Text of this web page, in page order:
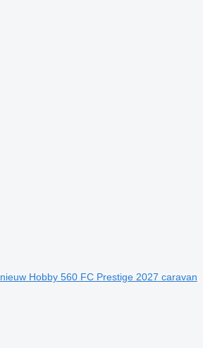
nieuw Hobby 560 FC Prestige 2027 caravan